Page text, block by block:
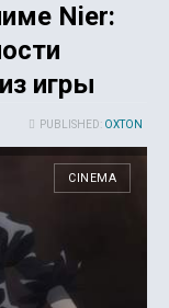
Nier:
игры
PUBLISHED: OXTON
CINEMA